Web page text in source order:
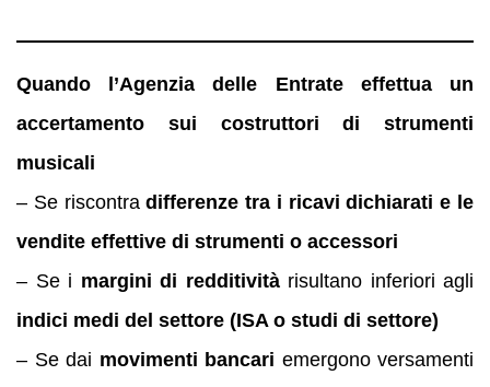
Quando l’Agenzia delle Entrate effettua un
accertamento sui costruttori di strumenti
musicali
– Se riscontradifferenze tra i ricavi dichiarati e le
vendite effettive di strumenti o accessori
– Se i margini di redditivitàrisultano inferiori agli
indici medi del settore (ISA o studi di settore)
– Se dai movimenti bancari emergono versamenti